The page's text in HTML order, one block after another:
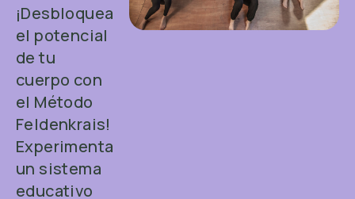
¡Desbloquea
el potencial
de tu
cuerpo con
el Método
Feldenkrais!
Experimenta
un sistema
educativo